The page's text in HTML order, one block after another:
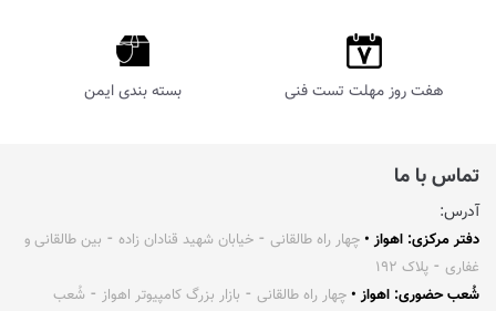
هفت روز مهلت تست فنی بسته بندی ایمن
تماس با ما
آدرس:
دفتر مرکزی: اهواز • چهار راه طالقانی ⁃ خیابان شهید قنادان زاده ⁃ بین طالقانی و
غفاری ⁃ پلاک ۱۹۲
شُعب حضوری: اهواز • چهار راه طالقانی ⁃ بازار بزرگ کامپیوتر اهواز ⁃ شُعب